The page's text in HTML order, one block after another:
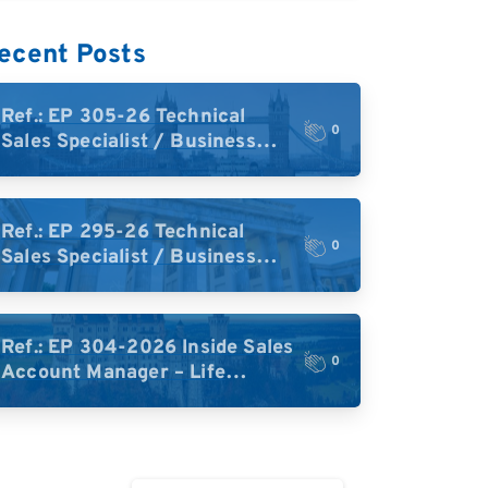
Posts
Ref.: EP 305-26 Technical
Sales Specialist / Business
Development – High-Plex
Proteomics (UK)
0
Ref.: EP 295-26 Technical
Sales Specialist / Business
Development – High-Plex
Proteomics (Central Europe /
DACH)
0
Ref.: EP 304-2026 Inside Sales
Account Manager – Life
Science Research Tools
0